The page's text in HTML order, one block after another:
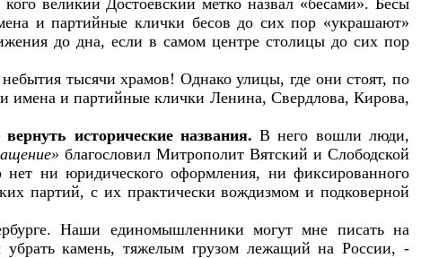
великий Достоевский метко назвал «бесами». Бесы
и партийные клички бесов до сих пор «украшают»
до дна, если в самом центре столицы до сих пор
тысячи храмов! Однако улицы, где они стоят, по
имена и партийные клички Ленина, Свердлова, Кирова,
исторические названия.В него вошли люди,
благословил Митрополит Вятский и Слободской
ни юридического оформления, ни фиксированного
партий, с их практически вождизмом и подковерной
Наши единомышленники могут мне писать на
камень, тяжелым грузом лежащий на России, -